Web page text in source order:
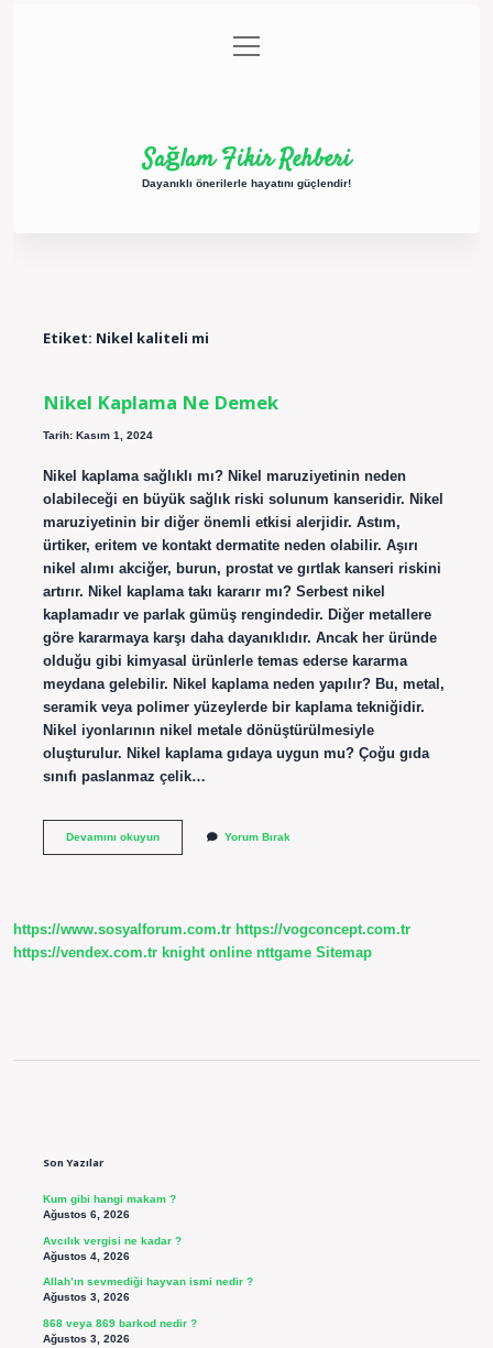
Gizlilik Politikası
menüyü
aç
Sağlam Fikir Rehberi
Dayanıklı önerilerle hayatını güçlendir!
Etiket: Nikel kaliteli mi
Nikel Kaplama Ne Demek
Tarih: Kasım 1, 2024
Nikel kaplama sağlıklı mı? Nikel maruziyetinin neden
olabileceği en büyük sağlık riski solunum kanseridir. Nikel
maruziyetinin bir diğer önemli etkisi alerjidir. Astım,
ürtiker, eritem ve kontakt dermatite neden olabilir. Aşırı
nikel alımı akciğer, burun, prostat ve gırtlak kanseri riskini
artırır. Nikel kaplama takı kararır mı? Serbest nikel
kaplamadır ve parlak gümüş rengindedir. Diğer metallere
göre kararmaya karşı daha dayanıklıdır. Ancak her üründe
olduğu gibi kimyasal ürünlerle temas ederse kararma
meydana gelebilir. Nikel kaplama neden yapılır? Bu, metal,
seramik veya polimer yüzeylerde bir kaplama tekniğidir.
Nikel iyonlarının nikel metale dönüştürülmesiyle
oluşturulur. Nikel kaplama gıdaya uygun mu? Çoğu gıda
sınıfı paslanmaz çelik…
Devamını okuyunNikel
Yorum Bırak
https://www.sosyalforum.com.tr https://vogconcept.com.tr
https://vendex.com.tr knight online nttgame Sitemap
Son Yazılar
Kum gibi hangi makam ?
Ağustos 6, 2026
Avcılık vergisi ne kadar ?
Ağustos 4, 2026
Allah’ın sevmediği hayvan ismi nedir ?
Ağustos 3, 2026
868 veya 869 barkod nedir ?
Ağustos 3, 2026